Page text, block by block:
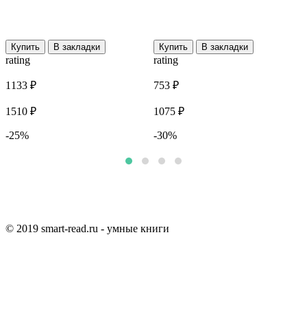
Купить В закладки
rating
1133 ₽
1510 ₽
-25%
Купить В закладки
rating
753 ₽
1075 ₽
-30%
© 2019 smart-read.ru - умные книги